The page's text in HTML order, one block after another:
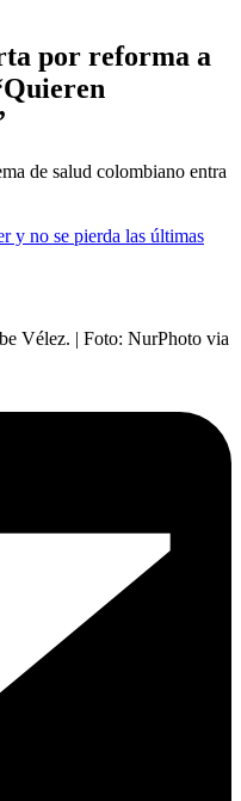
por reforma a
de salud colombiano entra
y no se pierda las últimas
Vélez. | Foto: NurPhoto via